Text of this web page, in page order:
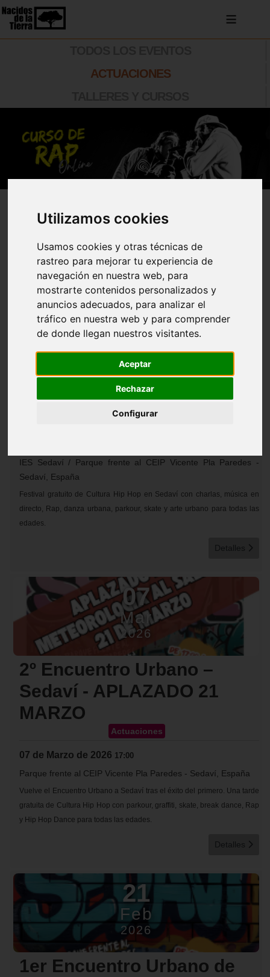
Utilizamos cookies
Usamos cookies y otras técnicas de
rastreo para mejorar tu experiencia de
navegación en nuestra web, para
mostrarte contenidos personalizados y
anuncios adecuados, para analizar el
tráfico en nuestra web y para comprender
de donde llegan nuestros visitantes.
Aceptar
Rechazar
Configurar
≡
ACTUACIONES
Resultados de la
Búsqueda
18 events in this category
28
Mar
Festival de Cultura Urbana
Sedaví
Actuaciones
IES Sedaví / Parque frente al CEIP Vicente Pla Paredes -
Sedaví, España
Festival gratuito de Cultura Hip Hop en Sedaví con charlas, música en
directo, Rap, danza urbana, parkour, skate y arte urbano para todas las
edades.
Detalles
07
Mar
2026
2º Encuentro Urbano –
Sedaví - APLAZADO 21
MARZO
Actuaciones
07 de Marzo de 2026 17:00
Parque frente al CEIP Vicente Pla Paredes - Sedaví, España
Vuelve el Encuentro Urbano a Sedaví tras el éxito del primero. Una tarde
gratuita de Cultura Hip Hop con parkour, graffiti, skate, break dance, Rap
y Hip Hop Dance para todas las edades.
Detalles
21
Feb
2026
1er Encuentro Urbano de